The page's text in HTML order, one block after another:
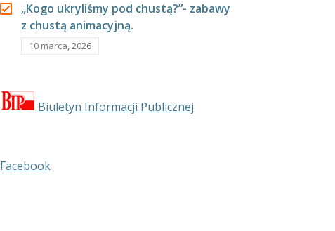
„Kogo ukryliśmy pod chustą?”- zabawy
z chustą animacyjną.
10 marca, 2026
Biuletyn Informacji Publicznej
Facebook